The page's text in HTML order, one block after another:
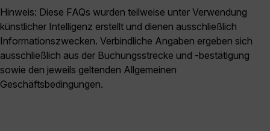
Hinweis: Diese FAQs wurden teilweise unter Verwendung
künstlicher Intelligenz erstellt und dienen ausschließlich
Informationszwecken. Verbindliche Angaben ergeben sich
ausschließlich aus der Buchungsstrecke und -bestätigung
sowie den jeweils geltenden Allgemeinen
Geschäftsbedingungen.